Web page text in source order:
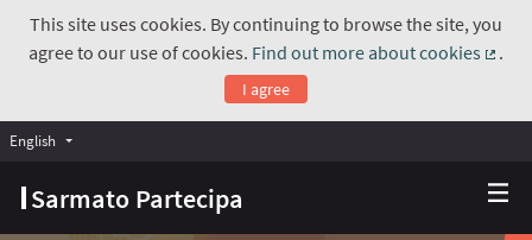
This site uses cookies. By continuing to browse the site, you
agree to our use of cookies. Find out more about cookies
.
I agree
Sarmato Partecipa
English Choose language